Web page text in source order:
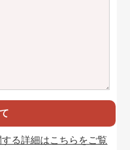
る詳細はこちらをご覧